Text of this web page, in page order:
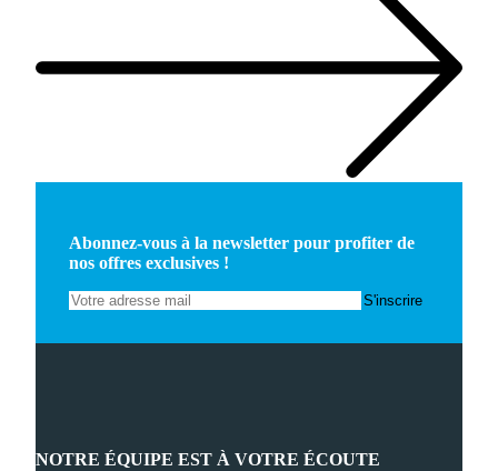
Abonnez-vous à la newsletter pour profiter de
nos offres exclusives !
NOTRE ÉQUIPE EST À VOTRE ÉCOUTE